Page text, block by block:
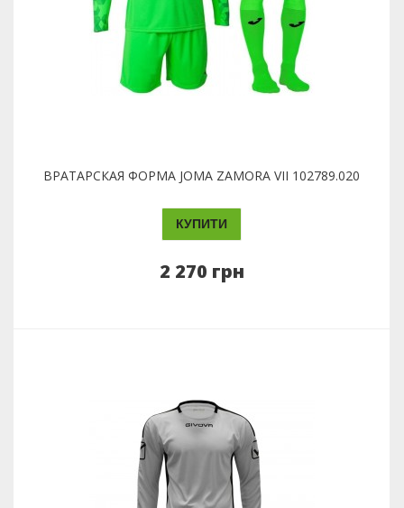
ВРАТАРСКАЯ ФОРМА JOMA ZAMORA VII 102789.020
КУПИТИ
2 270 грн